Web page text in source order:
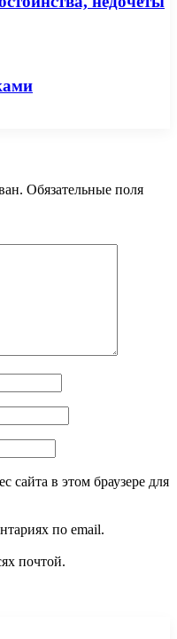
Обязательные поля
сайта в этом браузере для
по email.
почтой.